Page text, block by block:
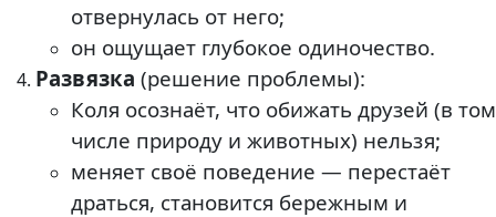
отвернулась от него;
он ощущает глубокое одиночество.
Развязка (решение проблемы):
Коля осознаёт, что обижать друзей (в том
числе природу и животных) нельзя;
меняет своё поведение — перестаёт
драться, становится бережным и